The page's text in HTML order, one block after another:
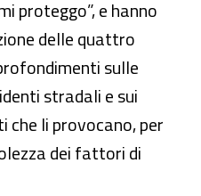
proteggo”, e hanno
delle quattro
sulle
stradali e sui
li provocano, per
dei fattori di